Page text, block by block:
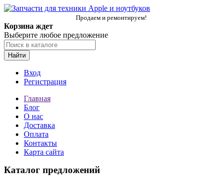
Продаем и ремонтируем!
Корзина ждет
Выберите любое предложение
Найти
Вход
Регистрация
Главная
Блог
О нас
Доставка
Оплата
Контакты
Карта сайта
Каталог предложений